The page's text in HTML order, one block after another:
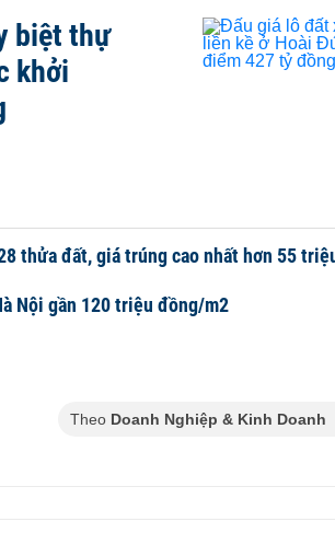
biệt thự
khởi
thửa đất, giá trúng cao nhất hơn 55
Nội gần 120 triệu đồng/m2
Theo Doanh Nghiệp & Kinh Doanh